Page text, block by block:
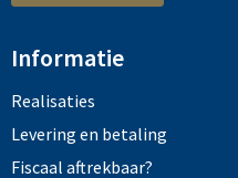
Informatie
Realisaties
Levering en betaling
Fiscaal aftrekbaar?